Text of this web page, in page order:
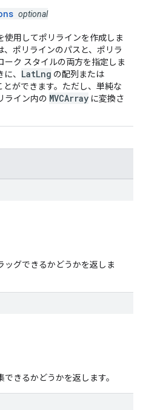
optional
使用してポリラインを作成しま
、ポリラインのパスと、ポリラ
ーク スタイルの両方を指定しま
、 LatLng の配列または
とができます。ただし、単純な
ライン内の MVCArray に変換さ
ッグできるかどうかを返しま
きるかどうかを返します。